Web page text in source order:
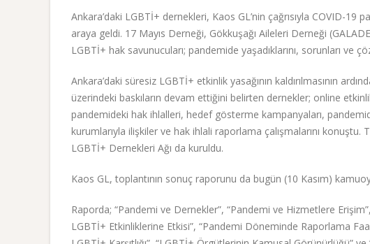
Ankara’daki LGBTİ+ dernekleri, Kaos GL’nin çağrısıyla COVID-
araya geldi. 17 Mayıs Derneği, Gökkuşağı Aileleri Derneği
LGBTİ+ hak savunucuları; pandemide yaşadıklarını, sorunları ve
Ankara’daki süresiz LGBTİ+ etkinlik yasağının kaldırılmasının
üzerindeki baskıların devam ettiğini belirten dernekler; online
pandemideki hak ihlalleri, hedef gösterme kampanyaları,
kurumlarıyla ilişkiler ve hak ihlali raporlama çalışmalarını
LGBTİ+ Dernekleri Ağı da kuruldu.
Kaos GL, toplantının sonuç raporunu da bugün (10 Kasım)
Raporda; “Pandemi ve Dernekler”, “Pandemi ve Hizmetlere
LGBTİ+ Etkinliklerine Etkisi”, “Pandemi Döneminde Raporlama